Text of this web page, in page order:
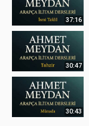
37:16
30:47
30:43